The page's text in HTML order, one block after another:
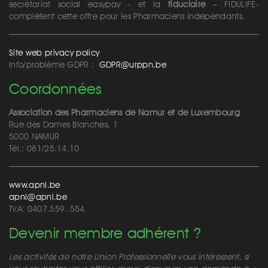
secrétariat social easypay - et lafiduciaire– FIDULIFE-
complètent cette offre pour les Pharmaciens indépendants.
Site web privacy policy
Info/problème GDPR : GDPR@urppn.be
Coordonnées
Association des Pharmaciens de Namur et de Luxembourg
Rue des Dames Blanches, 1
5000 NAMUR
Tél.: 081/25.14.10
www.apnl.be
apnl@apnl.be
TVA: 0407.559..554
Devenir membre adhérent ?
Les activités de notre Union Professionnelle vous intéressent, si